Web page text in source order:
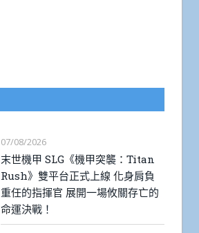
07/08/2026
末世機甲 SLG《機甲突襲：Titan
Rush》雙平台正式上線 化身肩負
重任的指揮官 展開一場攸關存亡的
命運決戰！